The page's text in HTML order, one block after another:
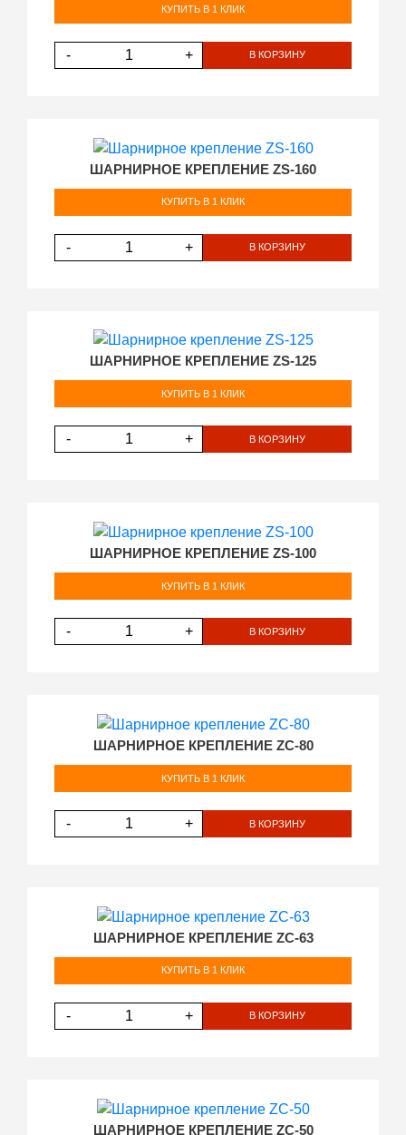
КУПИТЬ В 1 КЛИК
- + В КОРЗИНУ
ШАРНИРНОЕ КРЕПЛЕНИЕ ZS-160
КУПИТЬ В 1 КЛИК
- + В КОРЗИНУ
ШАРНИРНОЕ КРЕПЛЕНИЕ ZS-125
КУПИТЬ В 1 КЛИК
- + В КОРЗИНУ
ШАРНИРНОЕ КРЕПЛЕНИЕ ZS-100
КУПИТЬ В 1 КЛИК
- + В КОРЗИНУ
ШАРНИРНОЕ КРЕПЛЕНИЕ ZC-80
КУПИТЬ В 1 КЛИК
- + В КОРЗИНУ
ШАРНИРНОЕ КРЕПЛЕНИЕ ZC-63
КУПИТЬ В 1 КЛИК
- + В КОРЗИНУ
ШАРНИРНОЕ КРЕПЛЕНИЕ ZC-50